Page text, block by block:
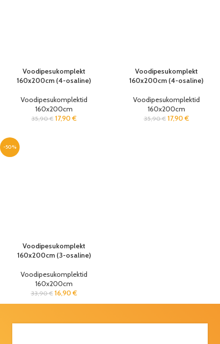
Voodipesukomplekt
160x200cm (4-osaline)
Voodipesukomplektid
160x200cm
35,90€ 17,90 €
Voodipesukomplekt
160x200cm (4-osaline)
Voodipesukomplektid
160x200cm
35,90€ 17,90 €
-50%
Voodipesukomplekt
160x200cm (3-osaline)
Voodipesukomplektid
160x200cm
33,90€ 16,90 €